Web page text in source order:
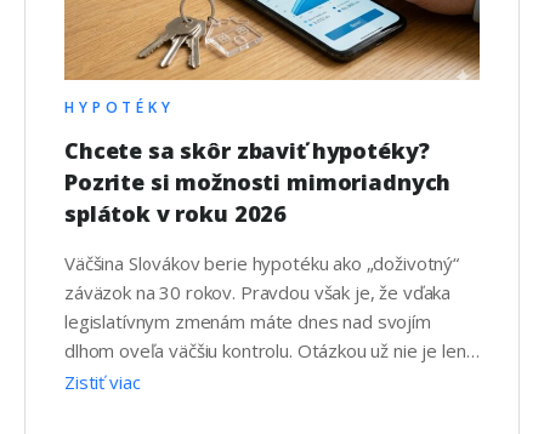
HYPOTÉKY
Chcete sa skôr zbaviť hypotéky?
Pozrite si možnosti mimoriadnych
splátok v roku 2026
Väčšina Slovákov berie hypotéku ako „doživotný“
záväzok na 30 rokov. Pravdou však je, že vďaka
legislatívnym zmenám máte dnes nad svojím
dlhom oveľa väčšiu kontrolu. Otázkou už nie je len
to, ako urobiť mimoriadnu splátku, ale či je to pre
Zistiť viac